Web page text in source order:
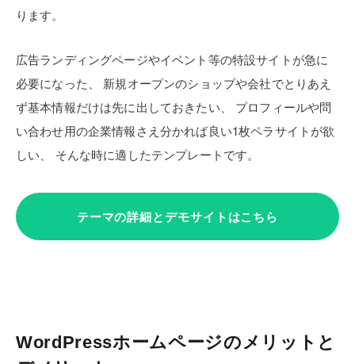
ります。
広告ランディングページやイベント等の特設サイトが急に
必要になった、
新規オープンのショップや会社でとりあえ
ず基本情報だけは先に出しておきたい、
プロフィールや問
い合わせ用の企業情報さえ分かれば良い1枚ペラサイトが欲
しい、
そんな時に適したテンプレートです。
テーマの詳細とデモサイトはこちら
WordPressホームページのメリットと